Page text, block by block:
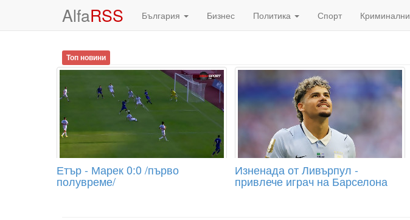
AlfaRSS България Бизнес Политика Спорт Криминални
Топ новини
Етър - Марек 0:0 /първо
полувреме/
Изненада от Ливърпул -
привлече играч на Барселона